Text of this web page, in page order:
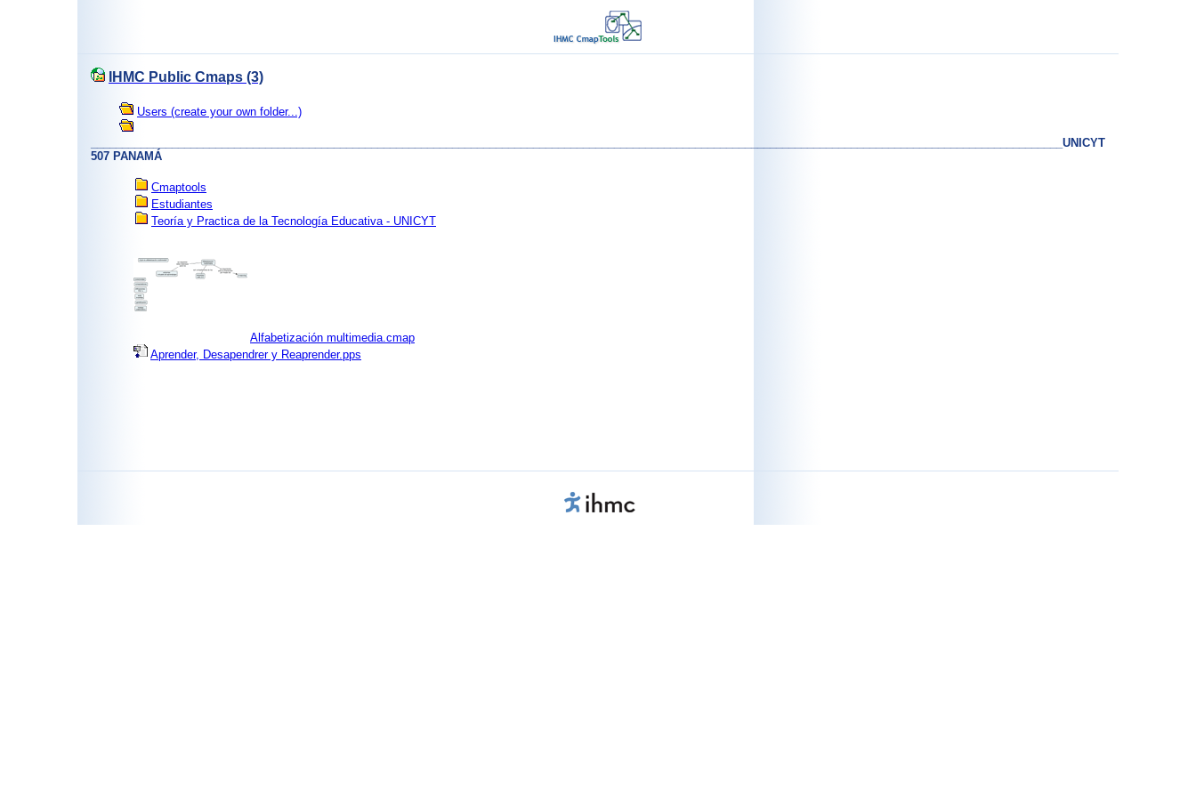
IHMC Public Cmaps (3)
Users (create your own folder...)
____________________________________________________________________________________________________________________________________________________________UNICYT
507 PANAMÁ
Cmaptools
Estudiantes
Teoría y Practica de la Tecnología Educativa - UNICYT
Alfabetización multimedia.cmap
Aprender, Desapendrer y Reaprender.pps